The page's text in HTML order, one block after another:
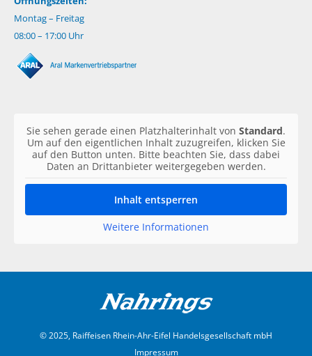
Montag – Freitag
08:00 – 17:00 Uhr
Sie sehen gerade einen Platzhalterinhalt von Standard.
Um auf den eigentlichen Inhalt zuzugreifen, klicken Sie
auf den Button unten. Bitte beachten Sie, dass dabei
Daten an Drittanbieter weitergegeben werden.
Inhalt entsperren
Weitere Informationen
© 2025, Raiffeisen Rhein-Ahr-Eifel Handelsgesellschaft mbH
Impressum